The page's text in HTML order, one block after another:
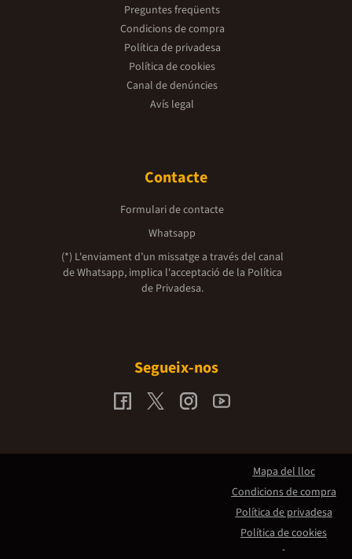
Preguntes freqüents
Condicions de compra
Política de privadesa
Política de cookies
Canal de denúncies
Avís legal
Contacte
Formulari de contacte
Whatsapp
(*) L'enviament d’un missatge a través del canal
de Whatsapp, implica l'acceptació de la Política
de Privadesa.
Segueix-nos
Mapa del lloc
Condicions de compra
Política de privadesa
Política de cookies